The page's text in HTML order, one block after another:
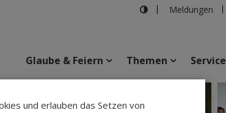
Meldungen
Glaube & Feiern Themen Service
und erlauben das Setzen von